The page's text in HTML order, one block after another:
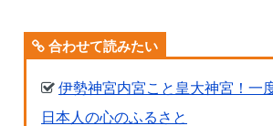
合わせて読みたい
伊勢神宮内宮こと皇大神宮！一
日本人の心のふるさと